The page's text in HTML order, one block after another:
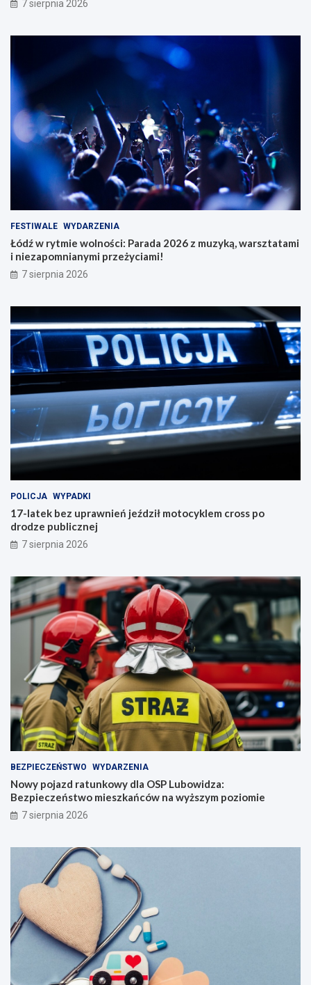
7 sierpnia 2026
FESTIWALE WYDARZENIA
Łódź w rytmie wolności: Parada 2026 z muzyką, warsztatami
i niezapomnianymi przeżyciami!
7 sierpnia 2026
POLICJA WYPADKI
17-latek bez uprawnień jeździł motocyklem cross po
drodze publicznej
7 sierpnia 2026
BEZPIECZEŃSTWO WYDARZENIA
Nowy pojazd ratunkowy dla OSP Lubowidza:
Bezpieczeństwo mieszkańców na wyższym poziomie
7 sierpnia 2026